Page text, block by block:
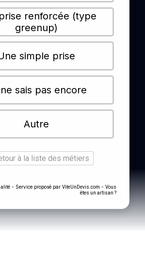
renforcée (type
greenup)
simple prise
sais pas encore
Autre
à la liste des métiers
- Service proposé par ViteUnDevis.com - Vous
êtes un artisan ?